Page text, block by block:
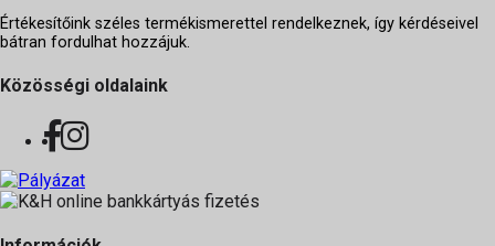
Értékesítőink széles termékismerettel rendelkeznek, így kérdéseivel
bátran fordulhat hozzájuk.
Közösségi oldalaink